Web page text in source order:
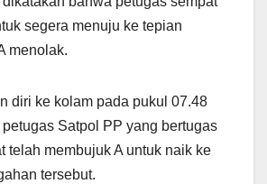
segera menuju ke tepian
menolak.
diri ke kolam pada pukul 07.48
Satpol PP yang bertugas
telah membujuk A untuk naik ke
tersebut.